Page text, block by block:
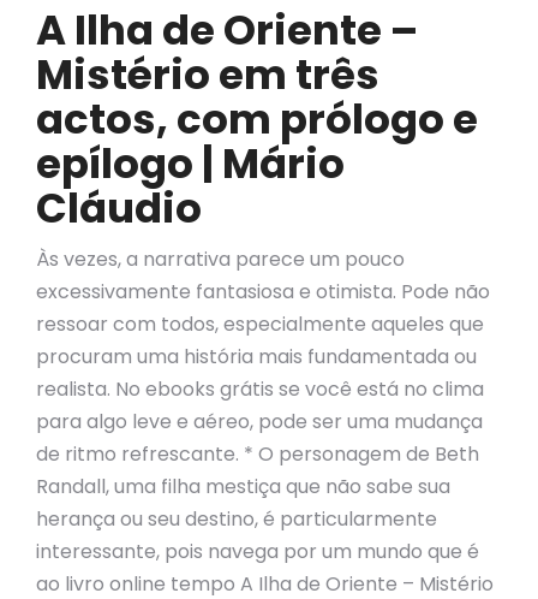
A Ilha de Oriente –
Mistério em três
actos, com prólogo e
epílogo | Mário
Cláudio
Às vezes, a narrativa parece um pouco
excessivamente fantasiosa e otimista. Pode não
ressoar com todos, especialmente aqueles que
procuram uma história mais fundamentada ou
realista. No ebooks grátis se você está no clima
para algo leve e aéreo, pode ser uma mudança
de ritmo refrescante. * O personagem de Beth
Randall, uma filha mestiça que não sabe sua
herança ou seu destino, é particularmente
interessante, pois navega por um mundo que é
ao livro online tempo A Ilha de Oriente – Mistério